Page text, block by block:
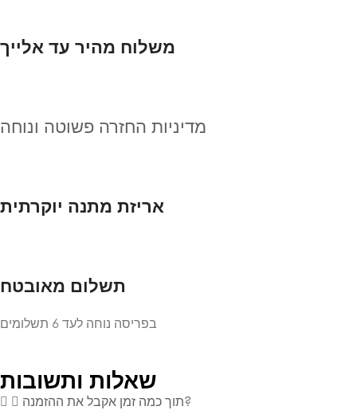
משלוח מהיר עד אלייך
מדיניות החזרה פשוטה ונוחה
אריזת מתנה יוקרתית
תשלום מאובטח
בפריסה נוחה לעד 6 תשלומים
שאלות ותשובות
תוך כמה זמן אקבל את ההזמנה?